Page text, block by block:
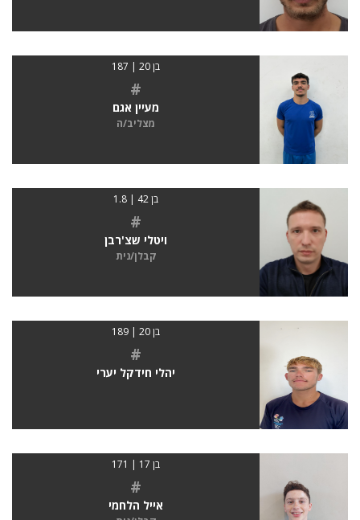
בן 20 | 187
#
מעיין אגם
מצליב/ה
בן 42 | 1.8
#
ויטלי שצ'רבן
קבלן/נית
בן 20 | 189
#
יהלי חידקל יערי
בן 17 | 171
#
אייל הלחמי